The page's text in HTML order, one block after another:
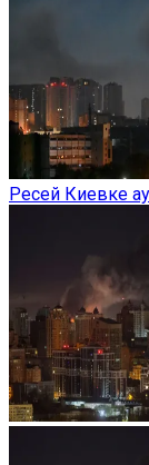
Ресей Киевке